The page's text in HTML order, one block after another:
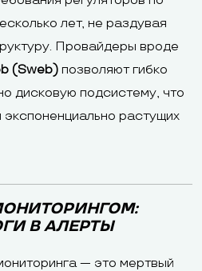
лет, не раздувая
Провайдеры вроде
(Sweb) позволяют гибко
дисковую подсистему, что
растущих
В АЛЕРТЫ
— это мертвый